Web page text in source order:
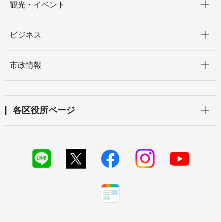
観光・イベント
ビジネス
市政情報
各区役所ページ